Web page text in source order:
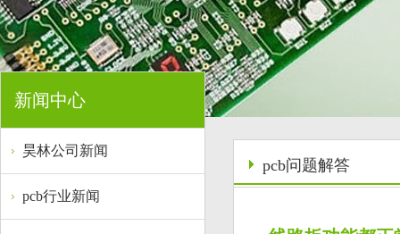
新闻中心
昊林公司新闻
pcb行业新闻
pcb问题解答